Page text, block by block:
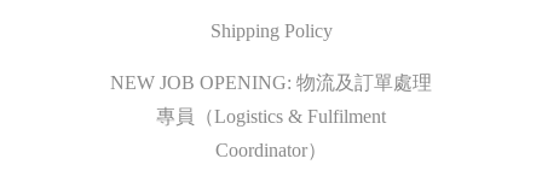
Shipping Policy
NEW JOB OPENING: 物流及訂單處理
專員（Logistics & Fulfilment
Coordinator）